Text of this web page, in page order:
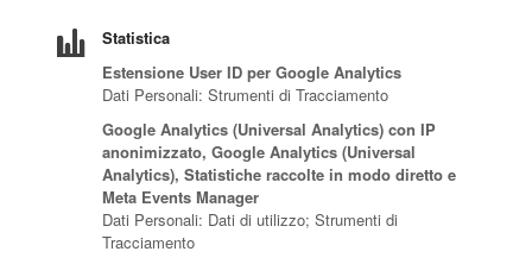
Statistica
Estensione User ID per Google Analytics
Dati Personali: Strumenti di Tracciamento
Google Analytics (Universal Analytics) con IP
anonimizzato, Google Analytics (Universal
Analytics), Statistiche raccolte in modo diretto e
Meta Events Manager
Dati Personali: Dati di utilizzo; Strumenti di
Tracciamento